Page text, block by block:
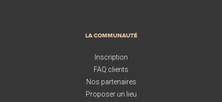
LA COMMUNAUTÉ
Inscription
FAQ clients
Nos partenaires
Proposer un lieu